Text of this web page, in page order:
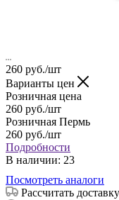
260 руб./шт
Варианты цен
Розничная цена
260 руб./шт
Розничная Пермь
260 руб./шт
Подробности
В наличии: 23
Посмотреть аналоги
Рассчитать доставку